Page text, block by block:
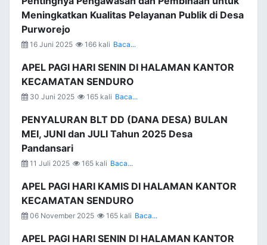
Meningkatkan Kualitas Pelayanan Publik di Desa
Purworejo
16 Juni 2025 166 kali Baca...
APEL PAGI HARI SENIN DI HALAMAN KANTOR
KECAMATAN SENDURO
30 Juni 2025 165 kali Baca...
PENYALURAN BLT DD (DANA DESA) BULAN
MEI, JUNI dan JULI Tahun 2025 Desa
Pandansari
11 Juli 2025 165 kali Baca...
APEL PAGI HARI KAMIS DI HALAMAN KANTOR
KECAMATAN SENDURO
06 November 2025 165 kali Baca...
APEL PAGI HARI SENIN DI HALAMAN KANTOR